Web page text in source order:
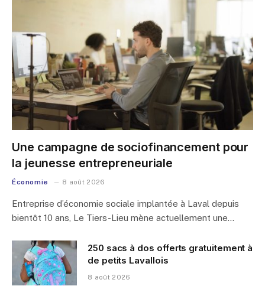
Une campagne de sociofinancement pour
la jeunesse entrepreneuriale
Économie 8 août 2026
Entreprise d’économie sociale implantée à Laval depuis
bientôt 10 ans, Le Tiers-Lieu mène actuellement une…
250 sacs à dos offerts gratuitement à
de petits Lavallois
8 août 2026